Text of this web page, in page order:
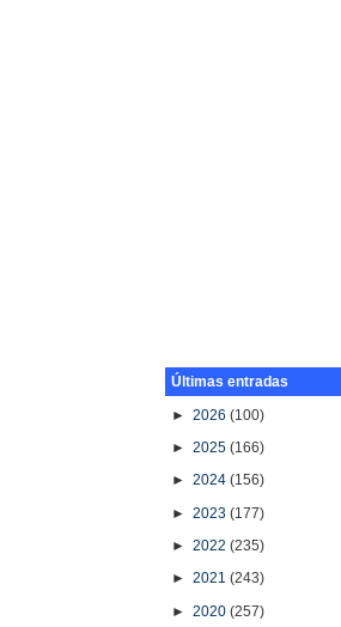
Últimas entradas
►2026(100)
►2025(166)
►2024(156)
►2023(177)
►2022(235)
►2021(243)
►2020(257)